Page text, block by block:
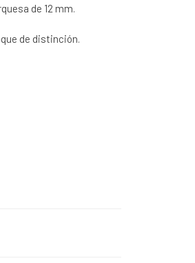
de 12 mm.
de distinción.